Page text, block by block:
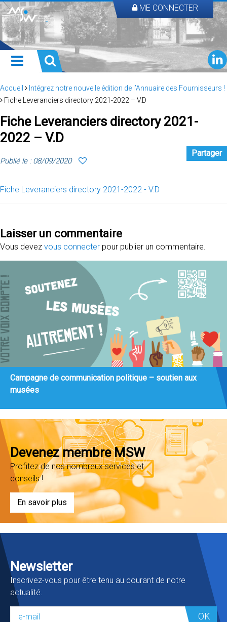
ME CONNECTER
Accueil
Intégrez notre nouvelle édition de l’Annuaire des Fournisseurs !
Fiche Leveranciers directory 2021-2022 – V.D
Fiche Leveranciers directory 2021-
2022 – V.D
Publié le : 08/09/2020
Partager
Fiche Leveranciers directory 2021-2022 - V.D
Laisser un commentaire
Vous devez vous connecter pour publier un commentaire.
Campagne de communication politique – soutien aux
musées
Devenez membre MSW
Profitez de nos nombreux services et
conseils !
En savoir plus
Newsletter
Inscrivez-vous pour être tenu au courant de notre
actualité.
OK